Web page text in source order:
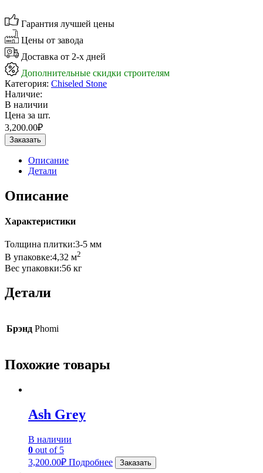
Гарантия лучшей цены
Цены от завода
Доставка от 2-х дней
Дополнительные скидки строителям
Категория: Chiseled Stone
Наличие:
В наличии
Цена за шт.
3,200.00₽
Заказать
Описание
Детали
Описание
Характеристики
Толщина плитки:3-5 мм
В упаковке:4,32 м2
Вес упаковки:56 кг
Детали
Брэнд Phomi
Похожие товары
Ash Grey
В наличии
0 out of 5
3,200.00₽ Подробнее Заказать